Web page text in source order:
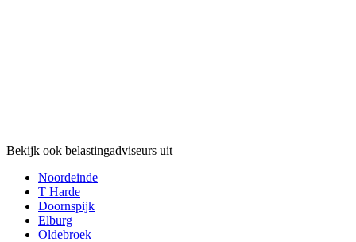
Bekijk ook belastingadviseurs uit
Noordeinde
T Harde
Doornspijk
Elburg
Oldebroek